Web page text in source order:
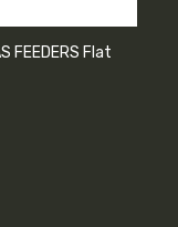
FEEDERS Flat